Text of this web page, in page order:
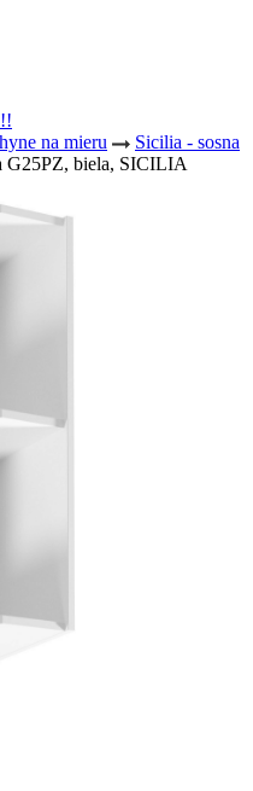
na mieru
Sicilia - sosna
G25PZ, biela, SICILIA